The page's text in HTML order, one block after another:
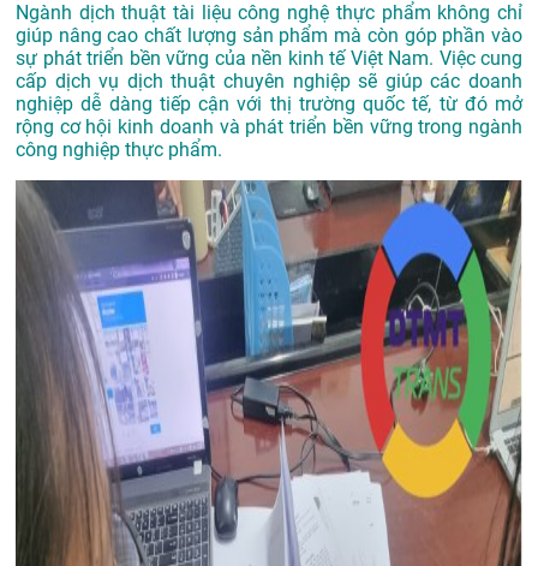
Ngành dịch thuật tài liệu công nghệ thực phẩm không chỉ
giúp nâng cao chất lượng sản phẩm mà còn góp phần vào
sự phát triển bền vững của nền kinh tế Việt Nam. Việc cung
cấp dịch vụ dịch thuật chuyên nghiệp sẽ giúp các doanh
nghiệp dễ dàng tiếp cận với thị trường quốc tế, từ đó mở
rộng cơ hội kinh doanh và phát triển bền vững trong ngành
công nghiệp thực phẩm.